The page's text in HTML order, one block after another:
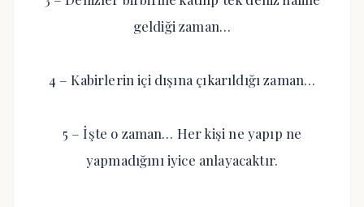
geldiği zaman…
4 – Kabirlerin içi dışına çıkarıldığı zaman…
5 – İşte o zaman… Her kişi ne yapıp ne
yapmadığını iyice anlayacaktır.